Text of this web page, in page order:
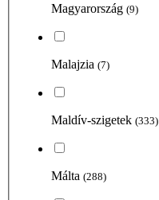
Magyarország (9)
Malajzia (7)
Maldív-szigetek (333)
Málta (288)